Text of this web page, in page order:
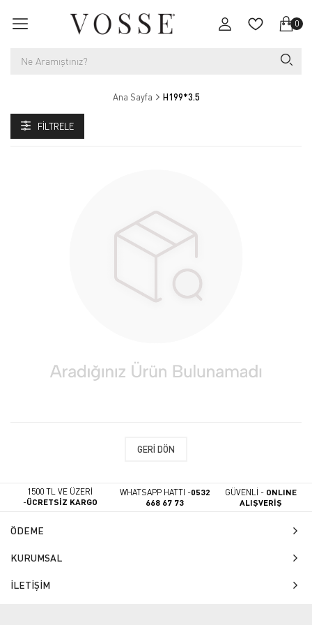
0
Ana Sayfa H199*3.5
FILTRELE
GERI DÖN
1500 TL VE ÜZERİ
-ÜCRETSİZ KARGO
WHATSAPP HATTI -0532
668 67 73
GÜVENLİ - ONLINE
ALIŞVERİŞ
ÖDEME
KURUMSAL
İLETİŞİM